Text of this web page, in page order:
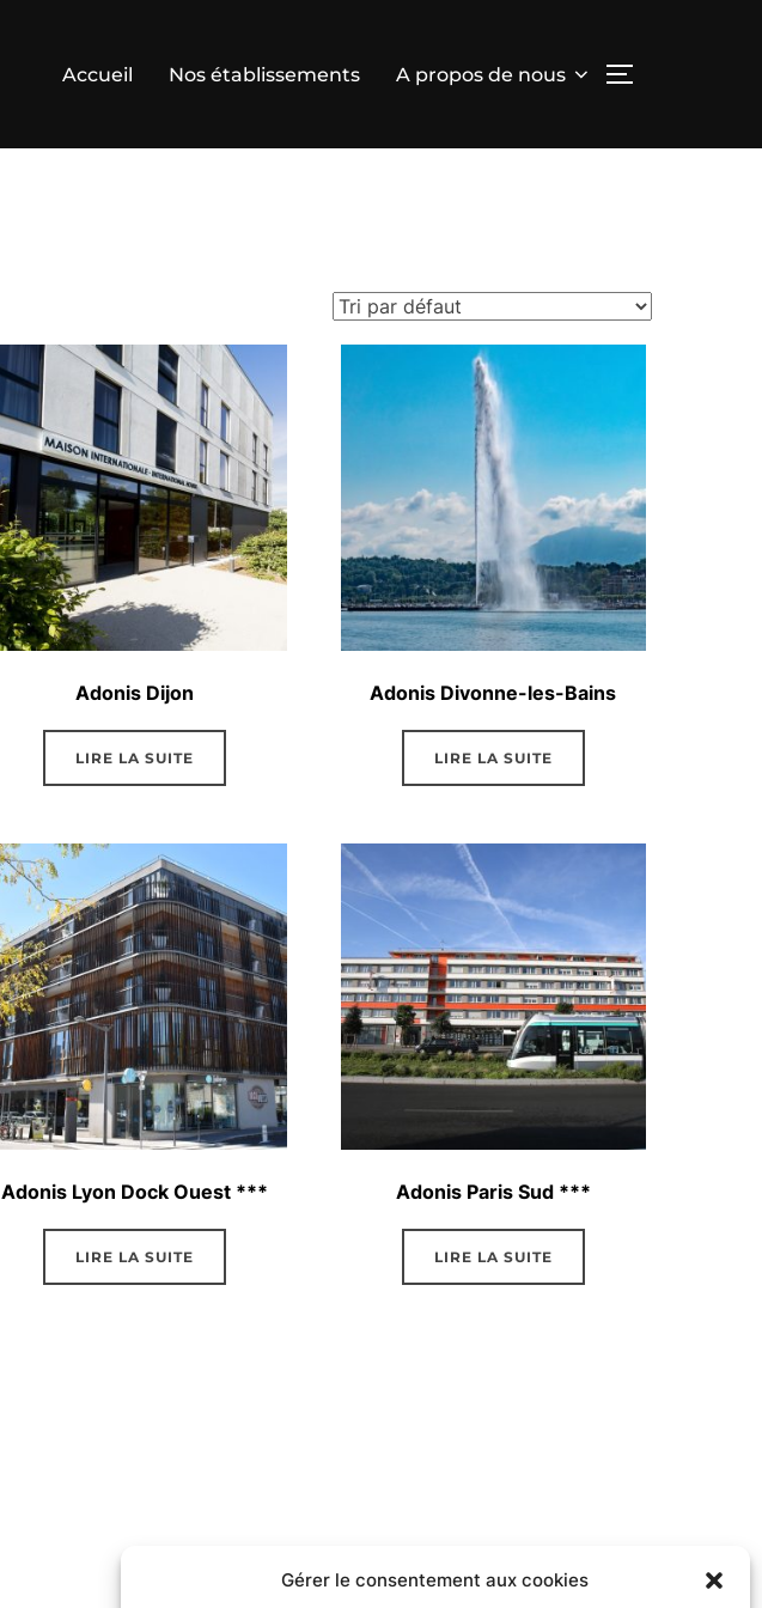
Gérer le consentement aux cookies
Accueil Nos établissements A propos de nous PERMUTER
Adonis Dijon
LIRE LA SUITE
Adonis Divonne-les-Bains
LIRE LA SUITE
Adonis Lyon Dock Ouest ***
LIRE LA SUITE
Adonis Paris Sud ***
LIRE LA SUITE